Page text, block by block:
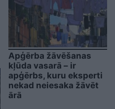
Apģērba žāvēšanas
kļūda vasarā – ir
apģērbs, kuru eksperti
nekad neiesaka žāvēt
ārā